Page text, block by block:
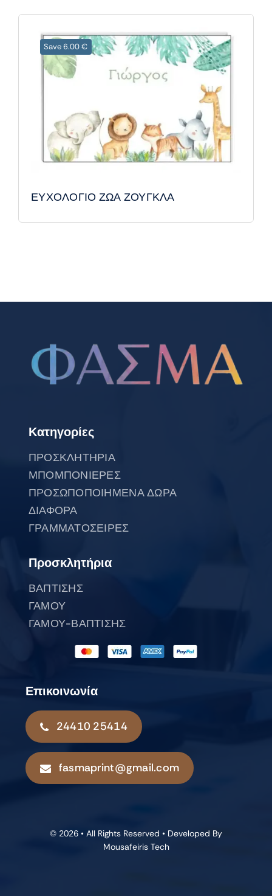
Save 6.00 €
ΕΥΧΟΛΟΓΙΟ ΖΩΑ ΖΟΥΓΚΛΑ
Κατηγορίες
ΠΡΟΣΚΛΗΤΗΡΙΑ
ΜΠΟΜΠΟΝΙΕΡΕΣ
ΠΡΟΣΩΠΟΠΟΙΗΜΕΝΑ ΔΩΡΑ
ΔΙΑΦΟΡΑ
ΓΡΑΜΜΑΤΟΣΕΙΡΕΣ
Προσκλητήρια
ΒΑΠΤΙΣΗΣ
ΓΑΜΟΥ
ΓΑΜΟΥ-ΒΑΠΤΙΣΗΣ
Επικοινωνία
24410 25414
fasmaprint@gmail.com
© 2026 • All Rights Reserved • Developed By
Mousafeiris Tech